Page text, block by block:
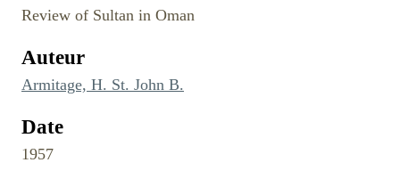
Review of Sultan in Oman
Auteur
Armitage, H. St. John B.
Date
1957